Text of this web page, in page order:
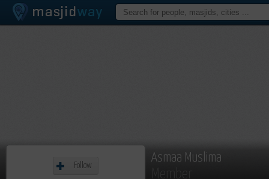
Asmaa Muslima
Follow